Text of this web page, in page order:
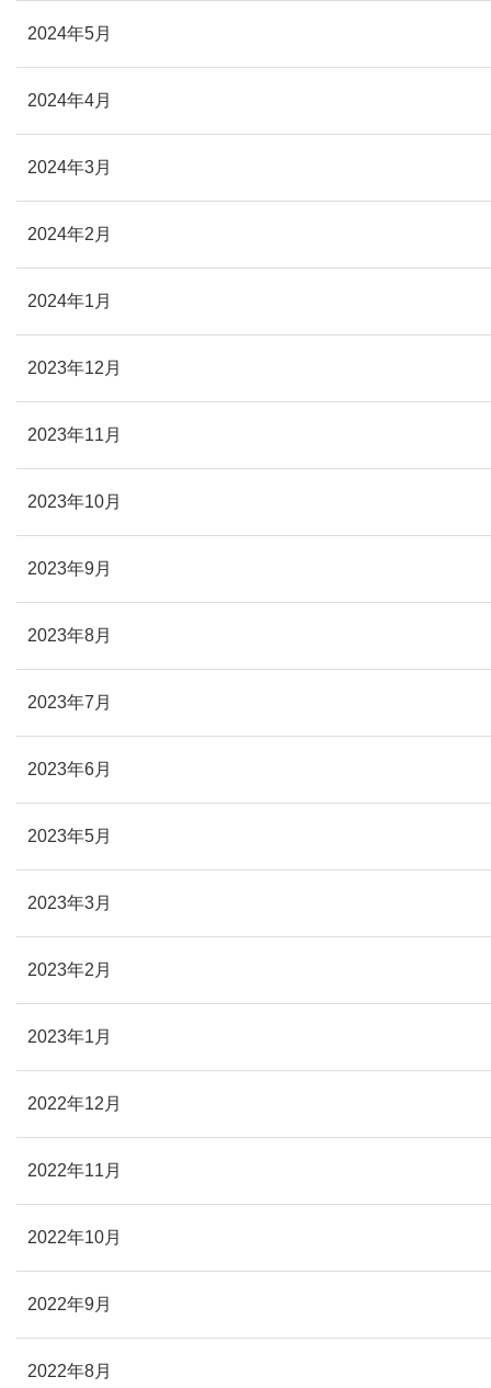
2024年5月
2024年4月
2024年3月
2024年2月
2024年1月
2023年12月
2023年11月
2023年10月
2023年9月
2023年8月
2023年7月
2023年6月
2023年5月
2023年3月
2023年2月
2023年1月
2022年12月
2022年11月
2022年10月
2022年9月
2022年8月